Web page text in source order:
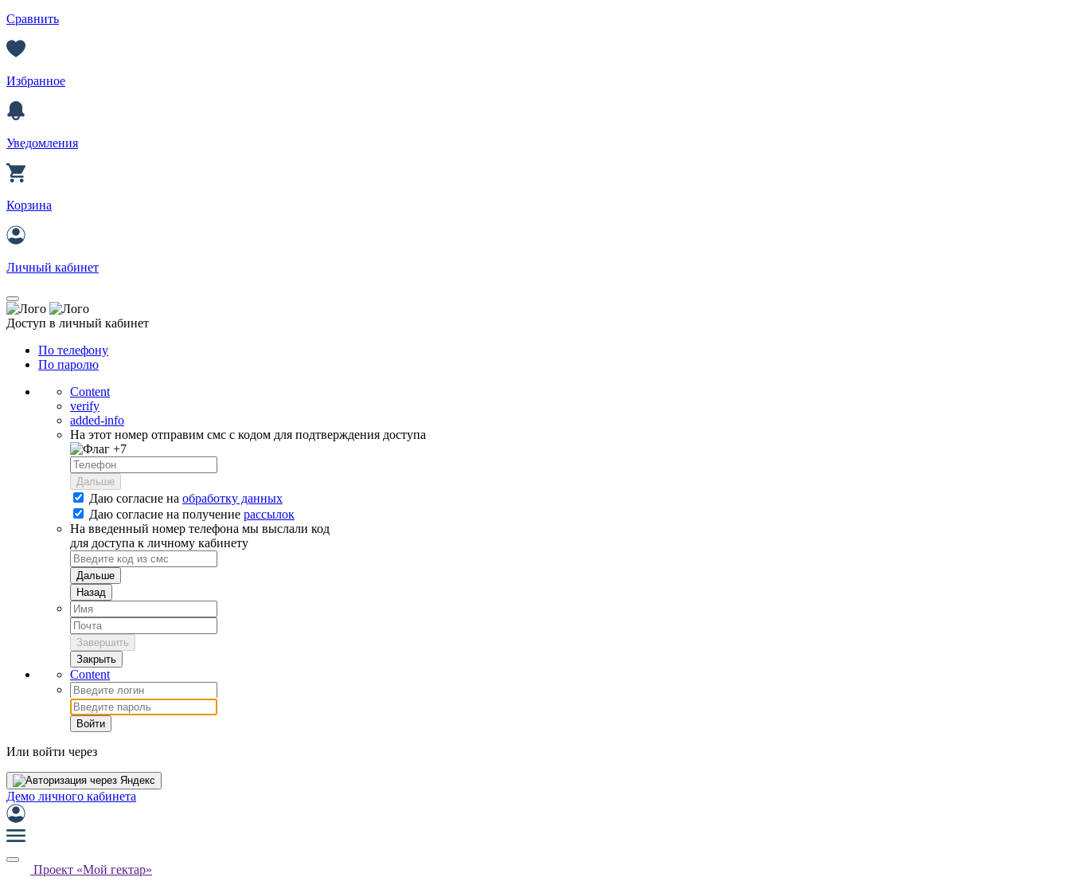
Сравнить
Избранное
Уведомления
Корзина
Личный кабинет
Доступ в личный кабинет
По телефону
По паролю
Content
verify
added-info
На этот номер отправим смс с кодом для подтверждения доступа
+7
Дальше
Даю согласие на обработку данных
Даю согласие на получение рассылок
На введенный номер телефона мы выслали код
для доступа к личному кабинету
Дальше
Назад
Завершить
Закрыть
Content
Войти
Или войти через
Демо личного кабинета
Проект «Мой гектар»